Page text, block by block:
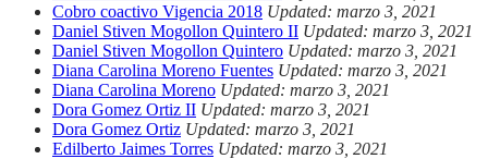
Cobro coactivo Vigencia 2018 Updated: marzo 3, 2021
Daniel Stiven Mogollon Quintero II Updated: marzo 3, 2021
Daniel Stiven Mogollon Quintero Updated: marzo 3, 2021
Diana Carolina Moreno Fuentes Updated: marzo 3, 2021
Diana Carolina Moreno Updated: marzo 3, 2021
Dora Gomez Ortiz II Updated: marzo 3, 2021
Dora Gomez Ortiz Updated: marzo 3, 2021
Edilberto Jaimes Torres Updated: marzo 3, 2021